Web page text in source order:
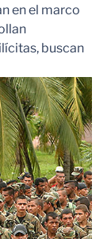
en el marco
buscan